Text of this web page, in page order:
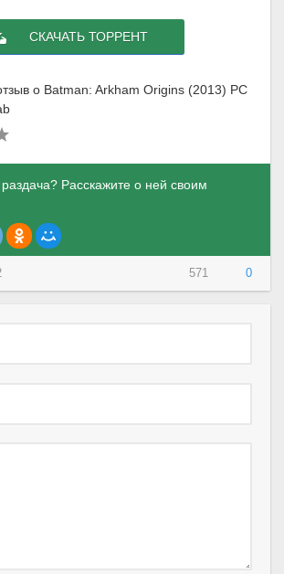
СКАЧАТЬ ТОРРЕНТ
о Batman: Arkham Origins (2013) PC
Расскажите о ней своим
571 0